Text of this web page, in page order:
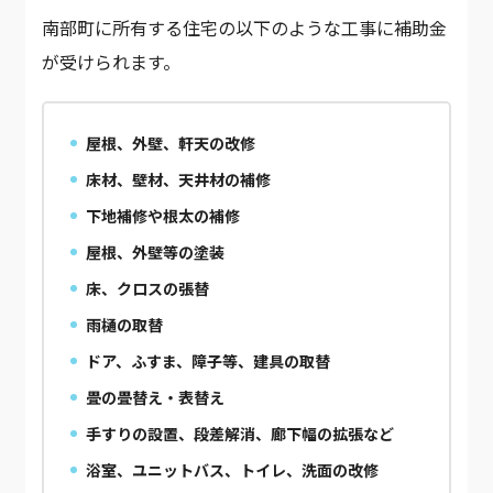
南部町に所有する住宅の以下のような工事に補助金
が受けられます。
屋根、外壁、軒天の改修
床材、壁材、天井材の補修
下地補修や根太の補修
屋根、外壁等の塗装
床、クロスの張替
雨樋の取替
ドア、ふすま、障子等、建具の取替
畳の畳替え・表替え
手すりの設置、段差解消、廊下幅の拡張など
浴室、ユニットバス、トイレ、洗面の改修